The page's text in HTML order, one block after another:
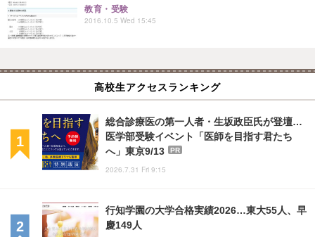
教育・受験
2016.10.5 Wed 15:45
高校生アクセスランキング
総合診療医の第一人者・生坂政臣氏が登壇…
医学部受験イベント「医師を目指す君たち
へ」東京9/13
PR
2026.7.31 Fri 9:15
行知学園の大学合格実績2026…東大55人、早
慶149人